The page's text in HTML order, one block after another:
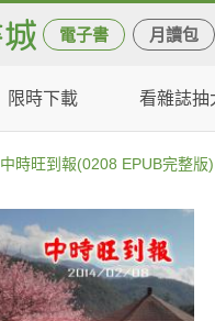
電子書 月讀包
限時下載 看雜誌抽
中時旺到報(0208 EPUB完整版)